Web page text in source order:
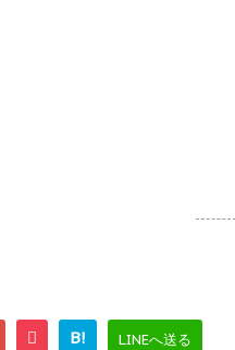
B! LINEへ送る